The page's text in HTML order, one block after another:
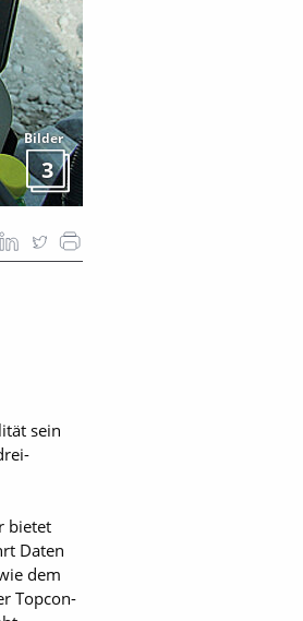
Bilder
3
sein
bietet
Daten
dem
Topcon-